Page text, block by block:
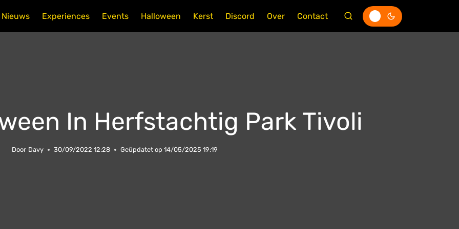
Nieuws Experiences Events Halloween Kerst Discord Over Contact
In Herfstachtig Park Tivoli
Door Davy 30/09/2022 12:28 Geüpdatet op 14/05/2025 19:19